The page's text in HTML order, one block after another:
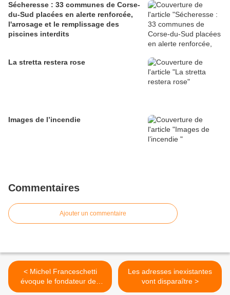
Sécheresse : 33 communes de Corse-
du-Sud placées en alerte renforcée,
l'arrosage et le remplissage des
piscines interdits
La stretta restera rose
Images de l’incendie
Commentaires
Ajouter un commentaire
< Michel Franceschetti
évoque le fondateur des
oblats
Les adresses inexistantes
vont disparaître >